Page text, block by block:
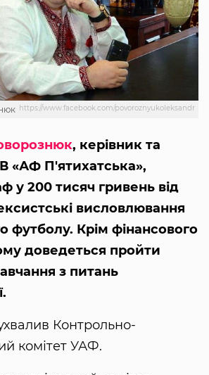
https://www.facebook.com/povoroznyukoleksandr
, керівник та
«АФ П'ятихатська»,
у 200 тисяч гривень від
висловлювання
футболу. Крім фінансового
доведеться пройти
з питань
Контрольно-
комітет УАФ.